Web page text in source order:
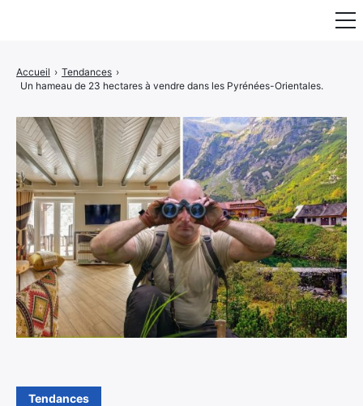
Accueil › Tendances ›
Un hameau de 23 hectares à vendre dans les Pyrénées-Orientales.
Tendances
Mobilier & Rangement
Luminaire
Maison
Art & Décoration
Portraits